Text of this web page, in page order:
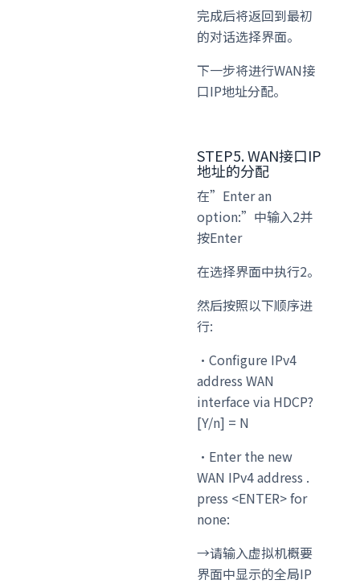
完成后将返回到最初
的对话选择界面。
下一步将进行WAN接
口IP地址分配。
STEP5. WAN接口IP
地址的分配
在”Enter an
option:”中输入2并
按Enter
在选择界面中执行2。
然后按照以下顺序进
行:
・Configure IPv4
address WAN
interface via HDCP?
[Y/n] = N
・Enter the new
WAN IPv4 address .
press <ENTER> for
none:
→请输入虚拟机概要
界面中显示的全局IP